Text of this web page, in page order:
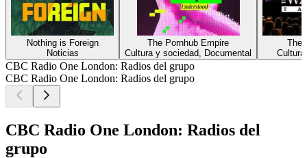
Nothing is Foreign
Noticias
The Pornhub Empire
Cultura y sociedad, Documental
The
CBC Radio One London: Radios del grupo
CBC Radio One London: Radios del grupo
CBC Radio One London: Radios del
grupo